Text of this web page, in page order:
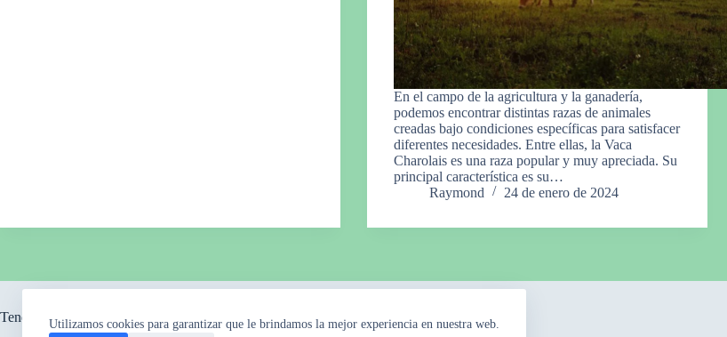
Utilizamos cookies para garantizar que le brindamos la mejor experiencia en nuestra web.
En el campo de la agricultura y la ganadería,
podemos encontrar distintas razas de animales
creadas bajo condiciones específicas para satisfacer
diferentes necesidades. Entre ellas, la Vaca
Charolais es una raza popular y muy apreciada. Su
principal característica es su…
Raymond
24 de enero de 2024
Tendencia ahora